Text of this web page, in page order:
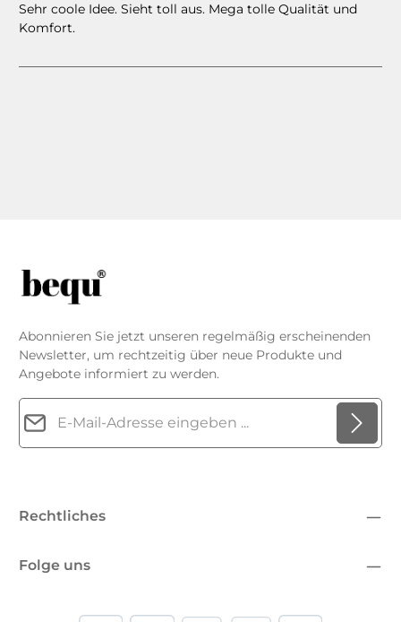
Sehr coole Idee. Sieht toll aus. Mega tolle Qualität und
Komfort.
Abonnieren Sie jetzt unseren regelmäßig erscheinenden
Newsletter, um rechtzeitig über neue Produkte und
Angebote informiert zu werden.
E-Mail-Adresse*
genommen und die
Rechtliches
Folge uns